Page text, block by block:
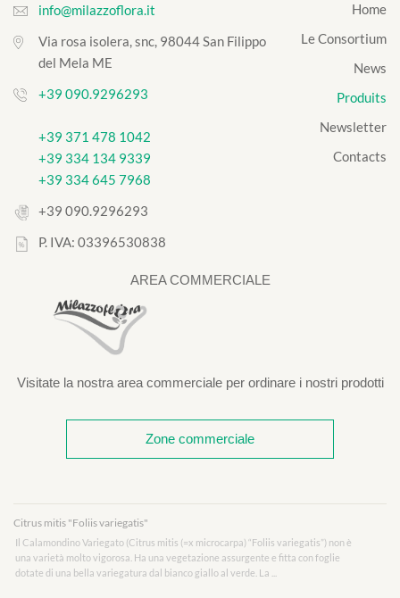
info@milazzoflora.it
Via rosa isolera, snc, 98044 San Filippo
del Mela ME
+39 090.9296293
+39 371 478 1042
+39 334 134 9339
+39 334 645 7968
+39 090.9296293
P. IVA: 03396530838
Home
Le Consortium
News
Produits
Newsletter
Contacts
AREA COMMERCIALE
Visitate la nostra area commerciale per ordinare i nostri prodotti
Zone commerciale
Citrus mitis "Foliis variegatis"
Il Calamondino Variegato (Citrus mitis (=x microcarpa) “Foliis variegatis”) non è
una varietà molto vigorosa. Ha una vegetazione assurgente e fitta con foglie
dotate di una bella variegatura dal bianco giallo al verde. La ...